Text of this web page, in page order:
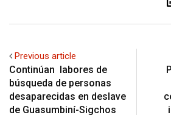
Previous article
Continúan labores de
búsqueda de personas
desaparecidas en deslave
de Guasumbiní-Sigchos